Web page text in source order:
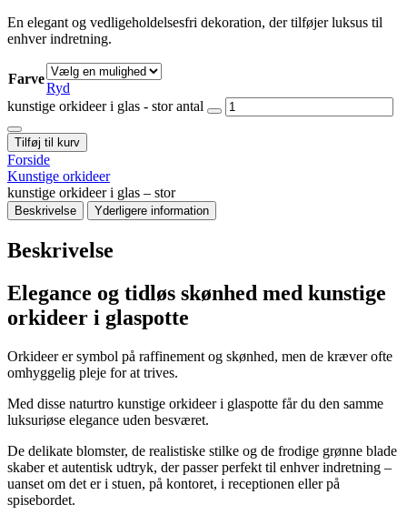
En elegant og vedligeholdelsesfri dekoration, der tilføjer luksus til
enhver indretning.
Farve
Ryd
kunstige orkideer i glas - stor antal
Tilføj til kurv
Forside
Kunstige orkideer
kunstige orkideer i glas – stor
Beskrivelse Yderligere information
Beskrivelse
Elegance og tidløs skønhed med kunstige
orkideer i glaspotte
Orkideer er symbol på raffinement og skønhed, men de kræver ofte
omhyggelig pleje for at trives.
Med disse naturtro kunstige orkideer i glaspotte får du den samme
luksuriøse elegance uden besværet.
De delikate blomster, de realistiske stilke og de frodige grønne blade
skaber et autentisk udtryk, der passer perfekt til enhver indretning –
uanset om det er i stuen, på kontoret, i receptionen eller på
spisebordet.